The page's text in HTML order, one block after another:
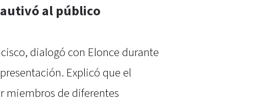
al público
dialogó con Elonce durante
Explicó que el
miembros de diferentes